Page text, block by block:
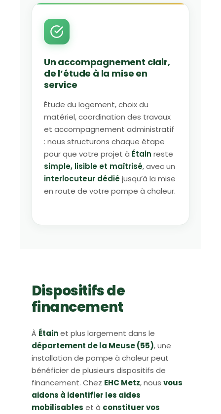
Un accompagnement clair,
de l’étude à la mise en
service
Étude du logement, choix du
matériel, coordination des travaux
et accompagnement administratif
: nous structurons chaque étape
pour que votre projet à Étain reste
simple, lisible et maîtrisé, avec un
interlocuteur dédiéjusqu’à la mise
en route de votre pompe à chaleur.
Dispositifs de
financement
À Étainet plus largement dans le
département de la Meuse (55), une
installation de pompe à chaleur peut
bénéficier de plusieurs dispositifs de
financement. Chez EHC Metz, nous vous
aidons à identifier les aides
mobilisables et à constituer vos